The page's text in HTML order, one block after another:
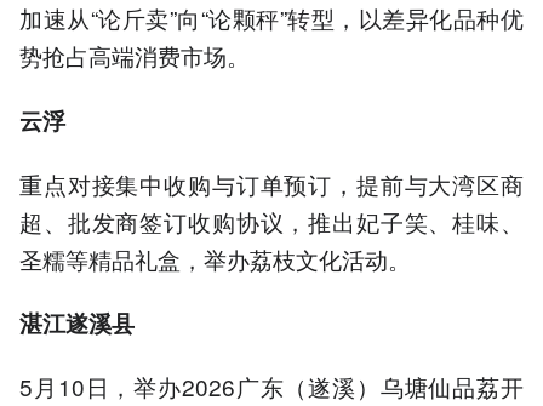
加速从“论斤卖”向“论颗秤”转型，以差异化品种优
势抢占高端消费市场。
云浮
重点对接集中收购与订单预订，提前与大湾区商
超、批发商签订收购协议，推出妃子笑、桂味、
圣糯等精品礼盒，举办荔枝文化活动。
湛江遂溪县
5月10日，举办2026广东（遂溪）乌塘仙品荔开